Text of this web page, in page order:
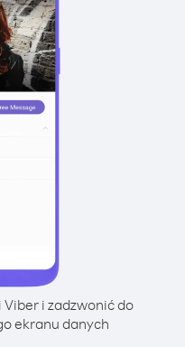
i zadzwonić do
ekranu danych